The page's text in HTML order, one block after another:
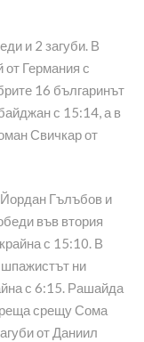
и 2 загуби. В
Германия с
16 българинът
с 15:14, а в
Свичкар от
Гълъбов и
във втория
с 15:10. В
ни
с 6:15. Рашайда
срещу Сома
от Даниил